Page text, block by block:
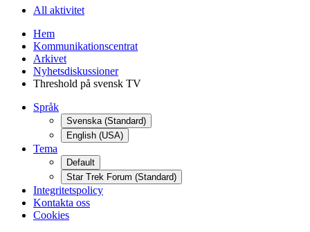
All aktivitet
Hem
Kommunikationscentrat
Arkivet
Nyhetsdiskussioner
Threshold på svensk TV
Språk
Svenska (Standard)
English (USA)
Tema
Default
Star Trek Forum (Standard)
Integritetspolicy
Kontakta oss
Cookies